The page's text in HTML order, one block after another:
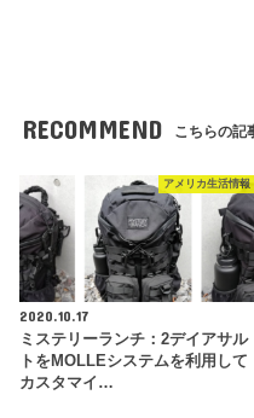
RECOMMEND こちらの記
アメリカ生活情報
2020.10.17
ミステリーランチ：2デイアサル
トをMOLLEシステムを利用して
カスタマイ…